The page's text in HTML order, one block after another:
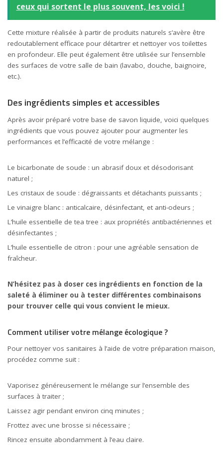
ceux qui sortent le plus souvent, les voici !
Cette mixture réalisée à partir de produits naturels s’avère être
redoutablement efficace pour détartrer et nettoyer vos toilettes
en profondeur. Elle peut également être utilisée sur l’ensemble
des surfaces de votre salle de bain (lavabo, douche, baignoire,
etc.).
Des ingrédients simples et accessibles
Après avoir préparé votre base de savon liquide, voici quelques
ingrédients que vous pouvez ajouter pour augmenter les
performances et l’efficacité de votre mélange :
Le bicarbonate de soude : un abrasif doux et désodorisant
naturel ;
Les cristaux de soude : dégraissants et détachants puissants ;
Le vinaigre blanc : anticalcaire, désinfectant, et anti-odeurs ;
L’huile essentielle de tea tree : aux propriétés antibactériennes et
désinfectantes ;
L’huile essentielle de citron : pour une agréable sensation de
fraîcheur.
N’hésitez pas à doser ces ingrédients en fonction de la
saleté à éliminer ou à tester différentes combinaisons
pour trouver celle qui vous convient le mieux.
Comment utiliser votre mélange écologique ?
Pour nettoyer vos sanitaires à l’aide de votre préparation maison,
procédez comme suit :
Vaporisez généreusement le mélange sur l’ensemble des
surfaces à traiter ;
Laissez agir pendant environ cinq minutes ;
Frottez avec une brosse si nécessaire ;
Rincez ensuite abondamment à l’eau claire.